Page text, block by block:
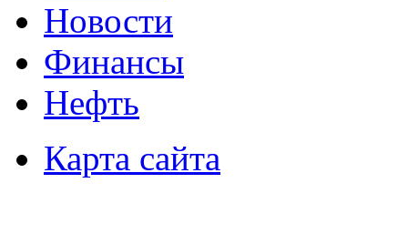
Новости
Финансы
Нефть
Карта сайта